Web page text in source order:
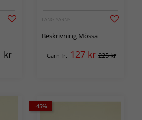
kr
LANG YARNS
Beskrivning Mössa
Garn fr. 127 kr 225 kr
-45%